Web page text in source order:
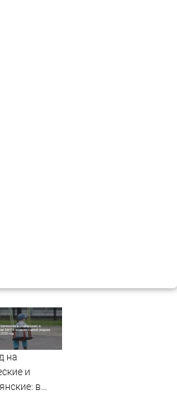
на
и
в